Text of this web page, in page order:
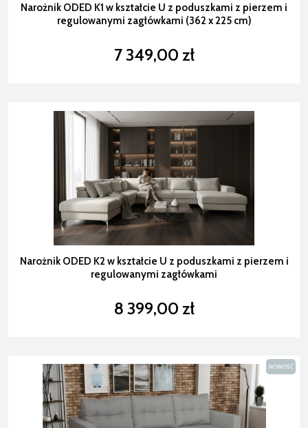
Narożnik ODED K1 w kształcie U z poduszkami z pierzem i
regulowanymi zagłówkami (362 x 225 cm)
7 349,00 zł
Narożnik ODED K2 w kształcie U z poduszkami z pierzem i
regulowanymi zagłówkami
8 399,00 zł
NOWOŚĆ